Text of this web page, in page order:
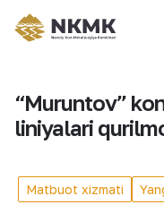
“Muruntov”
liniyalari
Matbuot xizmati